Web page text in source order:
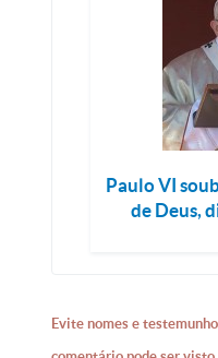
Paulo VI
de Deus,
Evite nomes e